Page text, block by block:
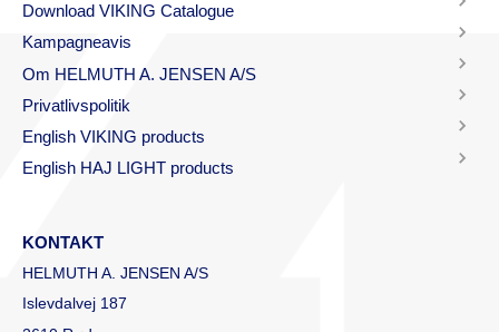
Download VIKING Catalogue
Kampagneavis
Om HELMUTH A. JENSEN A/S
Privatlivspolitik
English VIKING products
English HAJ LIGHT products
KONTAKT
HELMUTH A. JENSEN A/S
Islevdalvej 187